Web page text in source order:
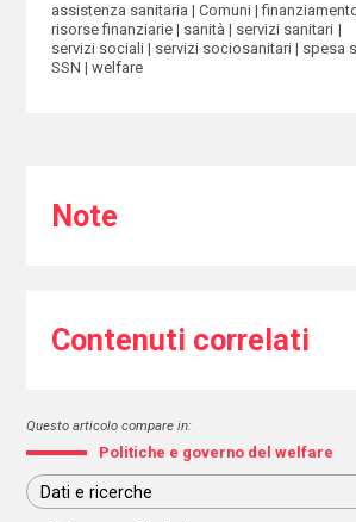
assistenza sanitaria Comuni
risorse finanziarie
sanità
servizi sanitari
servizi sociali
servizi sociosanitari
spesa
SSN
welfare
Note
Contenuti correlati
Questo articolo compare in:
Politiche e governo del welfare
Dati e ricerche